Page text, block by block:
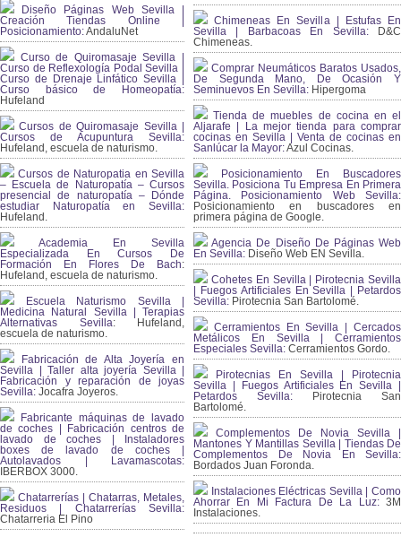
Diseño Páginas Web Sevilla |
Creación Tiendas Online |
Posicionamiento:AndaluNet
Curso de Quiromasaje Sevilla |
Curso de Reflexología Podal Sevilla |
Curso de Drenaje Linfático Sevilla |
Curso básico de Homeopatía:
Hufeland
Cursos de Quiromasaje Sevilla |
Cursos de Acupuntura Sevilla:
Hufeland, escuela de naturismo.
Cursos de Naturopatia en Sevilla
– Escuela de Naturopatía – Cursos
presencial de naturopatía – Dónde
estudiar Naturopatía en Sevilla:
Hufeland.
Academia En Sevilla
Especializada En Cursos De
Formación En Flores De Bach:
Hufeland, escuela de naturismo.
Escuela Naturismo Sevilla |
Medicina Natural Sevilla | Terapias
Alternativas Sevilla: Hufeland,
escuela de naturismo.
Fabricación de Alta Joyería en
Sevilla | Taller alta joyería Sevilla |
Fabricación y reparación de joyas
Sevilla: Jocafra Joyeros.
Fabricante máquinas de lavado
de coches | Fabricación centros de
lavado de coches | Instaladores
boxes de lavado de coches |
Autolavados | Lavamascotas:
IBERBOX 3000.
Chatarrerías | Chatarras, Metales,
Residuos | Chatarrerías Sevilla:
Chatarreria El Pino
Chimeneas En Sevilla | Estufas En
Sevilla | Barbacoas En Sevilla:D&C
Chimeneas.
Comprar Neumáticos Baratos Usados,
De Segunda Mano, De Ocasión Y
Seminuevos En Sevilla: Hipergoma
Tienda de muebles de cocina en el
Aljarafe | La mejor tienda para comprar
cocinas en Sevilla | Venta de cocinas en
Sanlúcar la Mayor:Azul Cocinas.
Posicionamiento En Buscadores
Sevilla. Posiciona Tu Empresa En Primera
Página. Posicionamiento Web Sevilla:
Posicionamiento en buscadores en
primera página de Google.
Agencia De Diseño De Páginas Web
En Sevilla: Diseño Web EN Sevilla.
Cohetes En Sevilla | Pirotecnia Sevilla
| Fuegos Artificiales En Sevilla | Petardos
Sevilla: Pirotecnia San Bartolomé.
Cerramientos En Sevilla | Cercados
Metálicos En Sevilla | Cerramientos
Especiales Sevilla: Cerramientos Gordo.
Pirotecnias En Sevilla | Pirotecnia
Sevilla | Fuegos Artificiales En Sevilla |
Petardos Sevilla: Pirotecnia San
Bartolomé.
Complementos De Novia Sevilla |
Mantones Y Mantillas Sevilla | Tiendas De
Complementos De Novia En Sevilla:
Bordados Juan Foronda.
Instalaciones Eléctricas Sevilla | Como
Ahorrar En Mi Factura De La Luz:3M
Instalaciones.